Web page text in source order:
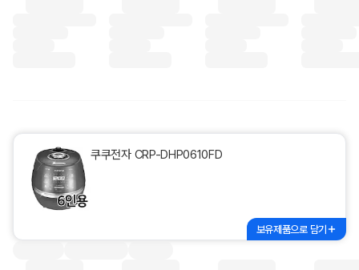
쿠쿠전자 CRP-DHP0610FD
보유제품으로 담기